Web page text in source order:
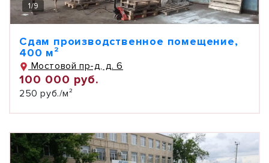
1/9
Сдам производственное помещение,
400 м²
Мостовой пр-д, д. 6
100 000 руб.
250 руб./м²